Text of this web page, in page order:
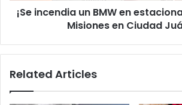
en¡Se incendia un BMW en
Misiones en Ciudad
Related Articles